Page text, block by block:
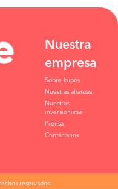
Nuestra
empresa
Sobre kupos
Nuestras alianzas
Nuestros
inversionistas
Prensa
Contáctanos
reservados.